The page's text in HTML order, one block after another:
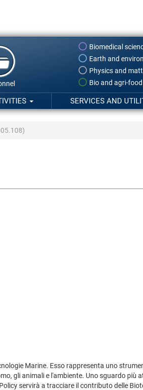
Biomedical
Earth and
Physics and
Bio and agri-food
SERVICES AND
Marine. Esso rappresenta uno
gli animali e l'ambiente. Uno sguardo più
servirà a tracciare il contributo delle